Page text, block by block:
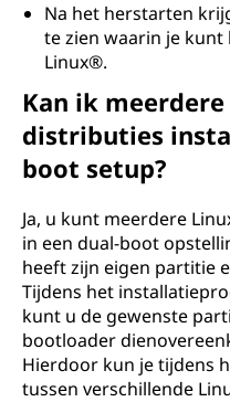
Na het herstarten
te zien waarin je kunt
Linux®.
Kan ik
distributies
boot setup?
Ja, u kunt meerdere
in een dual-boot
heeft zijn eigen partitie
Tijdens het
kunt u de gewenste
bootloader
Hierdoor kun je tijdens
tussen verschillende